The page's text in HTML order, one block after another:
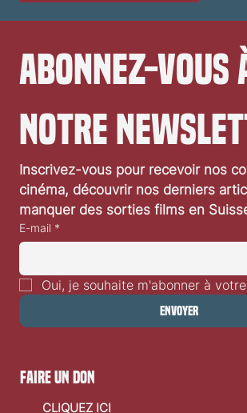
Abonnez-vous
notre
Inscrivez-vous pour recevoir nos
cinéma, découvrir nos derniers
manquer des sorties films en
E-mail *
Oui, je souhaite m'abonner à
Envoyer
faire un don
CLIQUEZ ICI